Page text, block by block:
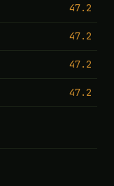
47.2
47.2
47.2
47.2